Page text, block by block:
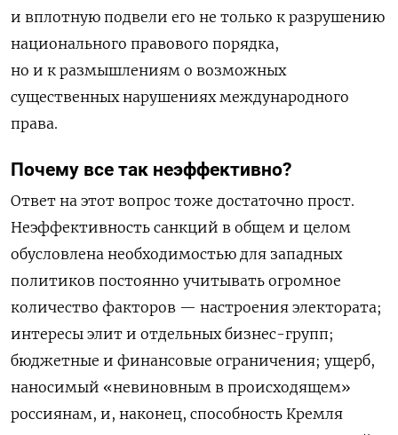
и вплотную подвели его не только к разрушению
национального правового порядка,
но и к размышлениям о возможных
существенных нарушениях международного
права.
Почему все так неэффективно?
Ответ на этот вопрос тоже достаточно прост.
Неэффективность санкций в общем и целом
обусловлена необходимостью для западных
политиков постоянно учитывать огромное
количество факторов — настроения электората;
интересы элит и отдельных бизнес-групп;
бюджетные и финансовые ограничения; ущерб,
наносимый «невиновным в происходящем»
россиянам, и, наконец, способность Кремля